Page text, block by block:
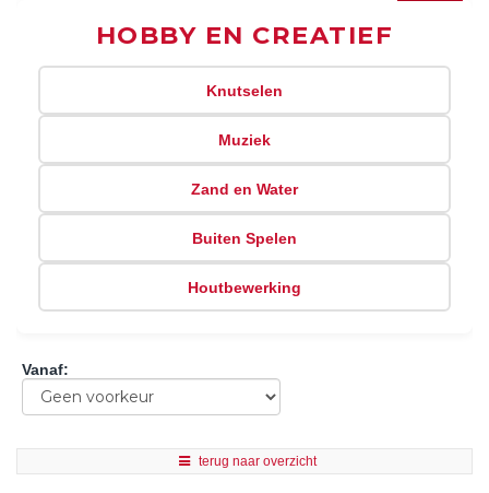
HOBBY EN CREATIEF
Knutselen
Muziek
Zand en Water
Buiten Spelen
Houtbewerking
Vanaf:
terug naar overzicht